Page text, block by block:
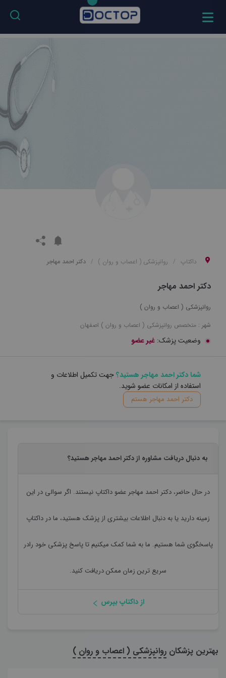
داکتاپ روانپزشکی ( اعصاب و روان ) دکتر احمد مهاجر
دکتر احمد مهاجر
روانپزشکی ( اعصاب و روان )
شهر : متخصص روانپزشکی ( اعصاب و روان ) اصفهان
وضعیت پزشک: غیر عضو
شما دکتر احمد مهاجر هستید؟جهت تکمیل اطلاعات و
استفاده از امکانات عضو شوید.
دکتر احمد مهاجر هستم
به دنبال دریافت مشاوره از دکتر احمد مهاجر هستید؟
در حال حاضر،دکتر احمد مهاجرعضو داکتاپ نیستند. اگر سوالی در این
زمینه دارید یا به دنبال اطلاعات بیشتری از پزشک هستید، ما در داکتاپ
پاسخگوی شما هستیم. ما به شما کمک میکنیم تا پاسخ پزشکی خود رادر
سریع ترین زمان ممکن دریافت کنید.
از داکتاپ بپرس
بهترین پزشکان روانپزشکی ( اعصاب و روان )